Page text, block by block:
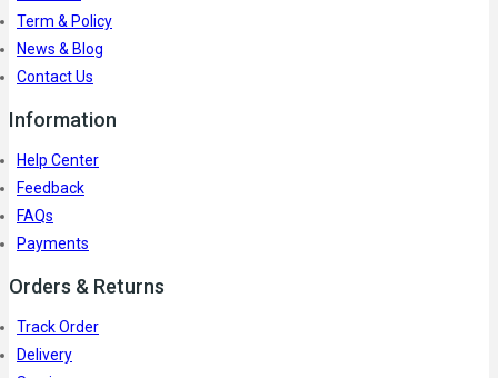
Term & Policy
News & Blog
Contact Us
Information
Help Center
Feedback
FAQs
Payments
Orders & Returns
Track Order
Delivery